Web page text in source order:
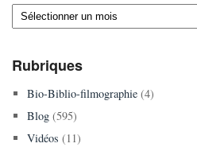
Archives
Rubriques
Bio-Biblio-filmographie(4)
Blog(595)
Vidéos (11)